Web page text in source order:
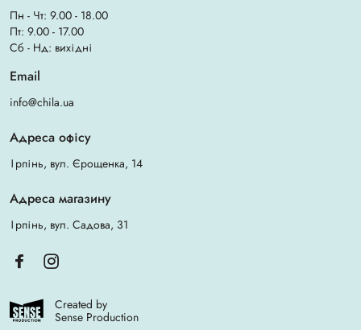
Пн - Чт: 9.00 - 18.00
Пт: 9.00 - 17.00
Сб - Нд: вихідні
Email
info@chila.ua
Адреса офісу
Ірпінь, вул. Єрощенка, 14
Адреса магазину
Ірпінь, вул. Садова, 31
Created by
Sense Production